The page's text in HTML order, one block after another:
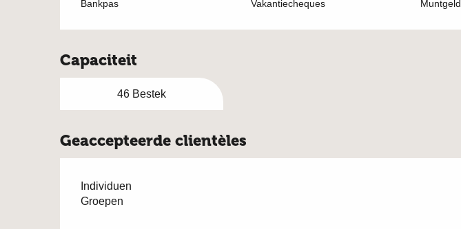
Bankpas Vakantiecheques Muntgeld
Capaciteit
46 Bestek
Geaccepteerde clientèles
Individuen
Groepen